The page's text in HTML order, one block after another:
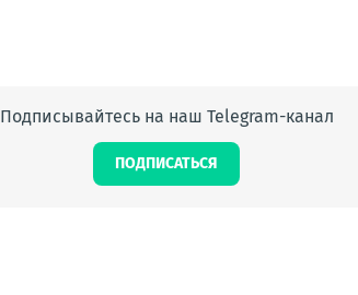
Подписывайтесь на наш Telegram-канал
ПОДПИСАТЬСЯ